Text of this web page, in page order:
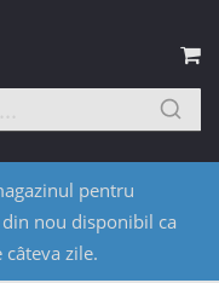
pentru
nou disponibil ca
zile.